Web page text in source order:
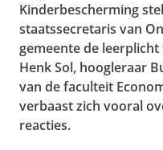
Kinderbescherming
staatssecretaris van
gemeente de
Henk Sol, hoogleraar
van de faculteit
verbaast zich vooral
reacties.